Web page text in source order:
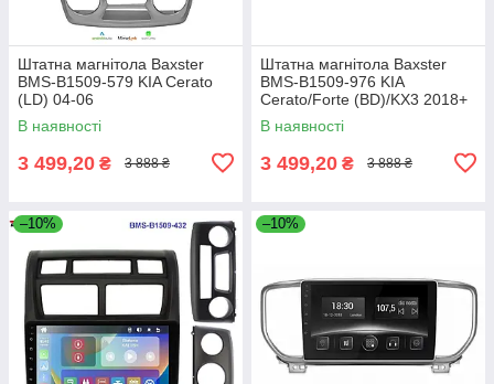
Штатна магнітола Baxster
BMS-B1509-579 KIA Cerato
(LD) 04-06
В наявності
3 499,20 ₴ 3 888 ₴
Штатна магнітола Baxster
BMS-B1509-976 KIA
Cerato/Forte (BD)/KX3 2018+
В наявності
3 499,20 ₴ 3 888 ₴
–10% –10%